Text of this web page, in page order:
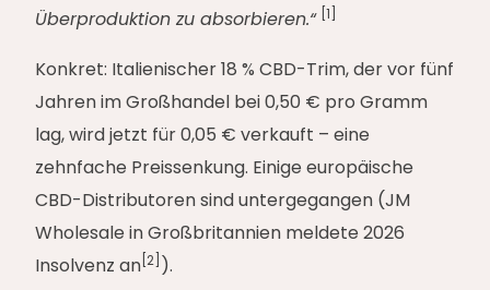
Überproduktion zu absorbieren.“ [1]
Konkret: Italienischer 18 % CBD-Trim, der vor fünf
Jahren im Großhandel bei 0,50 € pro Gramm
lag, wird jetzt für 0,05 € verkauft – eine
zehnfache Preissenkung. Einige europäische
CBD-Distributoren sind untergegangen (JM
Wholesale in Großbritannien meldete 2026
Insolvenz an [2] ).